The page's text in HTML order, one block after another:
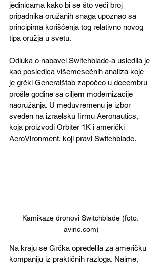
jedinicama kako bi se što veći broj
pripadnika oružanih snaga upoznao sa
principima korišćenja tog relativno novog
tipa oružja u svetu.
Odluka o nabavci Switchblade-a usledila je
kao posledica višemesečnih analiza koje
je grčki Generalštab započeo u decembru
prošle godine sa ciljem modernizacije
naoružanja. U međuvremenu je izbor
sveden na izraelsku firmu Aeronautics,
koja proizvodi Orbiter 1K i američki
AeroVironment, koji pravi Switchblade.
Kamikaze dronovi Switchblade (foto:
avinc.com)
Na kraju se Grčka opredelila za američku
kompaniju iz praktičnih razloga. Naime,